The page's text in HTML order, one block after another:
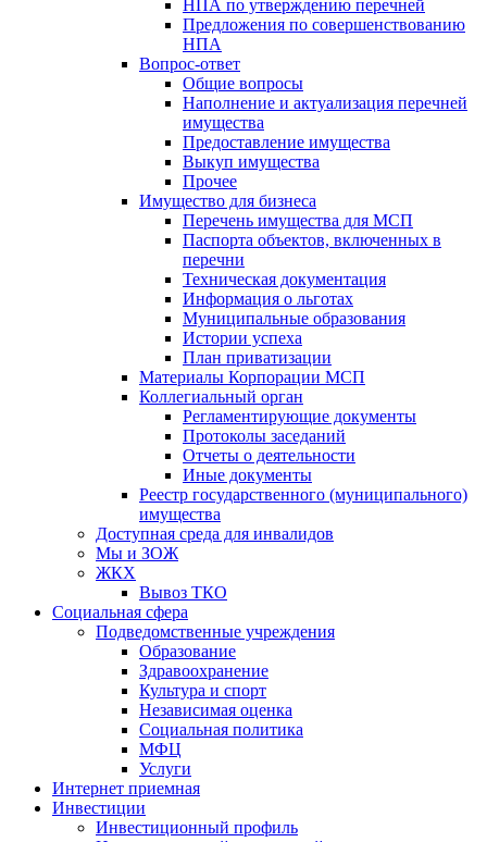
НПА по утверждению перечней
Предложения по совершенствованию
НПА
Вопрос-ответ
Общие вопросы
Наполнение и актуализация перечней
имущества
Предоставление имущества
Выкуп имущества
Прочее
Имущество для бизнеса
Перечень имущества для МСП
Паспорта объектов, включенных в
перечни
Техническая документация
Информация о льготах
Муниципальные образования
Истории успеха
План приватизации
Материалы Корпорации МСП
Коллегиальный орган
Регламентирующие документы
Протоколы заседаний
Отчеты о деятельности
Иные документы
Реестр государственного (муниципального)
имущества
Доступная среда для инвалидов
Мы и ЗОЖ
ЖКХ
Вывоз ТКО
Социальная сфера
Подведомственные учреждения
Образование
Здравоохранение
Культура и спорт
Независимая оценка
Социальная политика
МФЦ
Услуги
Интернет приемная
Инвестиции
Инвестиционный профиль